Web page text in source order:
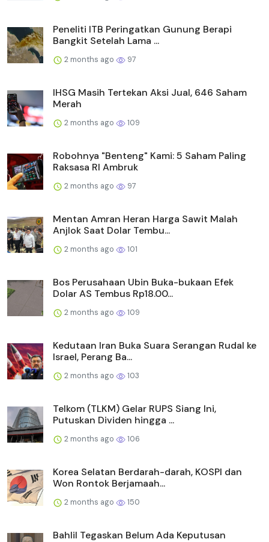
Peneliti ITB Peringatkan Gunung Berapi
Bangkit Setelah Lama ...
2 months ago 97
IHSG Masih Tertekan Aksi Jual, 646 Saham
Merah
2 months ago 109
Robohnya "Benteng" Kami: 5 Saham Paling
Raksasa RI Ambruk
2 months ago 97
Mentan Amran Heran Harga Sawit Malah
Anjlok Saat Dolar Tembu...
2 months ago 101
Bos Perusahaan Ubin Buka-bukaan Efek
Dolar AS Tembus Rp18.00...
2 months ago 109
Kedutaan Iran Buka Suara Serangan Rudal ke
Israel, Perang Ba...
2 months ago 103
Telkom (TLKM) Gelar RUPS Siang Ini,
Putuskan Dividen hingga ...
2 months ago 106
Korea Selatan Berdarah-darah, KOSPI dan
Won Rontok Berjamaah...
2 months ago 150
Bahlil Tegaskan Belum Ada Keputusan